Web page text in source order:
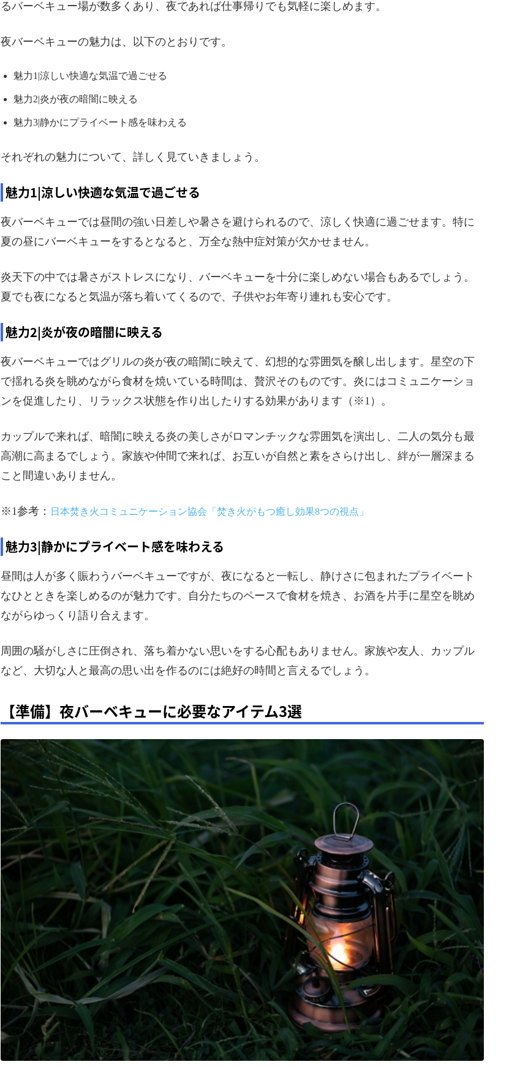
るバーベキュー場が数多くあり、夜であれば仕事帰りでも気軽に楽しめます。
夜バーベキューの魅力は、以下のとおりです。
魅力1|涼しい快適な気温で過ごせる
魅力2|炎が夜の暗闇に映える
魅力3|静かにプライベート感を味わえる
それぞれの魅力について、詳しく見ていきましょう。
魅力1|涼しい快適な気温で過ごせる
夜バーベキューでは昼間の強い日差しや暑さを避けられるので、涼しく快適に過ごせます。特に
夏の昼にバーベキューをするとなると、万全な熱中症対策が欠かせません。
炎天下の中では暑さがストレスになり、バーベキューを十分に楽しめない場合もあるでしょう。
夏でも夜になると気温が落ち着いてくるので、子供やお年寄り連れも安心です。
魅力2|炎が夜の暗闇に映える
夜バーベキューではグリルの炎が夜の暗闇に映えて、幻想的な雰囲気を醸し出します。星空の下
で揺れる炎を眺めながら食材を焼いている時間は、贅沢そのものです。炎にはコミュニケーショ
ンを促進したり、リラックス状態を作り出したりする効果があります（※1）。
カップルで来れば、暗闇に映える炎の美しさがロマンチックな雰囲気を演出し、二人の気分も最
高潮に高まるでしょう。家族や仲間で来れば、お互いが自然と素をさらけ出し、絆が一層深まる
こと間違いありません。
※1参考： 日本焚き火コミュニケーション協会「焚き火がもつ癒し効果8つの視点」
魅力3|静かにプライベート感を味わえる
昼間は人が多く賑わうバーベキューですが、夜になると一転し、静けさに包まれたプライベート
なひとときを楽しめるのが魅力です。自分たちのペースで食材を焼き、お酒を片手に星空を眺め
ながらゆっくり語り合えます。
周囲の騒がしさに圧倒され、落ち着かない思いをする心配もありません。家族や友人、カップル
など、大切な人と最高の思い出を作るのには絶好の時間と言えるでしょう。
【準備】夜バーベキューに必要なアイテム3選